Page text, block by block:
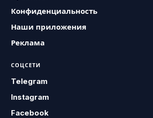
Конфиденциальность
Наши приложения
Реклама
СОЦСЕТИ
Telegram
Instagram
Facebook